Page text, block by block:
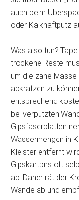
auch beim
oder Kalkhaftputz
Was also tun?
trockene Reste
um die zähe
abkratzen zu
entsprechend
bei verputzten
Gipsfaserplatten
Wassermengen in
Kleister entfernt
Gipskartons oft
ab. Daher rät der
Wände ab und